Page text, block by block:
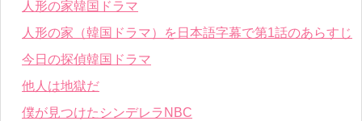
人形の家韓国ドラマ
人形の家（韓国ドラマ）を日本語字幕で第1話のあらすじ
今日の探偵韓国ドラマ
他人は地獄だ
僕が見つけたシンデレラNBC